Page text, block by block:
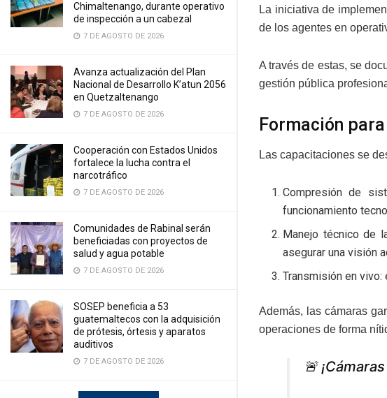
Chimaltenango, durante operativo
de inspección a un cabezal
7 DE AGOSTO DE 2026
Avanza actualización del Plan
Nacional de Desarrollo K’atun 2056
en Quetzaltenango
7 DE AGOSTO DE 2026
Cooperación con Estados Unidos
fortalece la lucha contra el
narcotráfico
7 DE AGOSTO DE 2026
Comunidades de Rabinal serán
beneficiadas con proyectos de
salud y agua potable
7 DE AGOSTO DE 2026
SOSEP beneficia a 53
guatemaltecos con la adquisición
de prótesis, órtesis y aparatos
auditivos
7 DE AGOSTO DE 2026
La iniciativa de
de los agentes en
A través de estas, se
gestión pública
Formación
Las capacitaciones se
Compresión de
funcionamiento
Manejo técnico de
asegurar una visión
Transmisión en
Además, las cámaras
operaciones de forma
🚨